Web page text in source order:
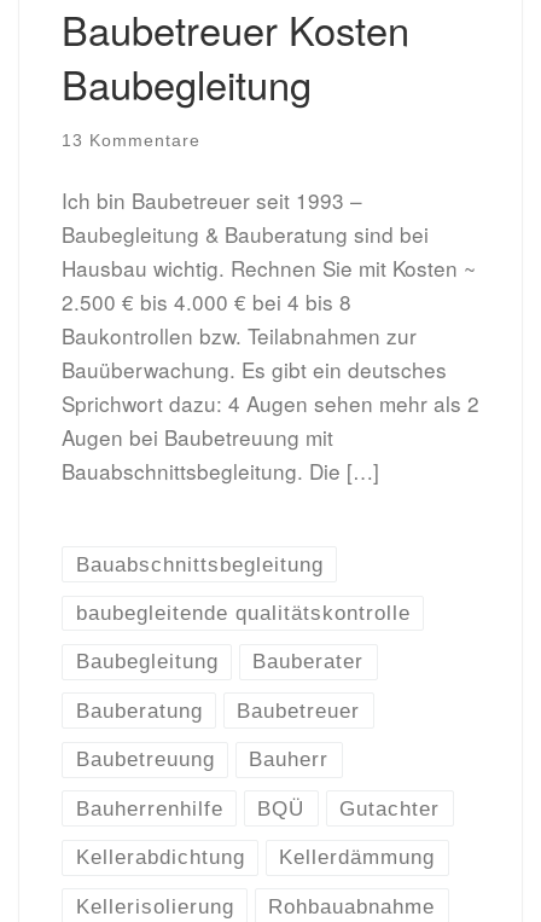
Baubetreuer Kosten
Baubegleitung
13 Kommentare
Ich bin Baubetreuer seit 1993 –
Baubegleitung & Bauberatung sind bei
Hausbau wichtig. Rechnen Sie mit Kosten ~
2.500 € bis 4.000 € bei 4 bis 8
Baukontrollen bzw. Teilabnahmen zur
Bauüberwachung. Es gibt ein deutsches
Sprichwort dazu: 4 Augen sehen mehr als 2
Augen bei Baubetreuung mit
Bauabschnittsbegleitung. Die […]
Bauabschnittsbegleitung
baubegleitende qualitätskontrolle
Baubegleitung Bauberater
Bauberatung Baubetreuer
Baubetreuung Bauherr
Bauherrenhilfe BQÜ Gutachter
Kellerabdichtung Kellerdämmung
Kellerisolierung Rohbauabnahme